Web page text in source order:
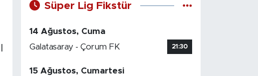
Süper Lig Fikstür
14 Ağustos, Cuma
Galatasaray - Çorum FK
21:30
15 Ağustos, Cumartesi